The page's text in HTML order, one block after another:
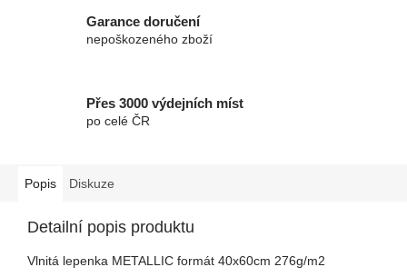
Garance doručení
nepoškozeného zboží
Přes 3000 výdejních míst
po celé ČR
Popis Diskuze
Detailní popis produktu
Vlnitá lepenka METALLIC formát 40x60cm 276g/m2